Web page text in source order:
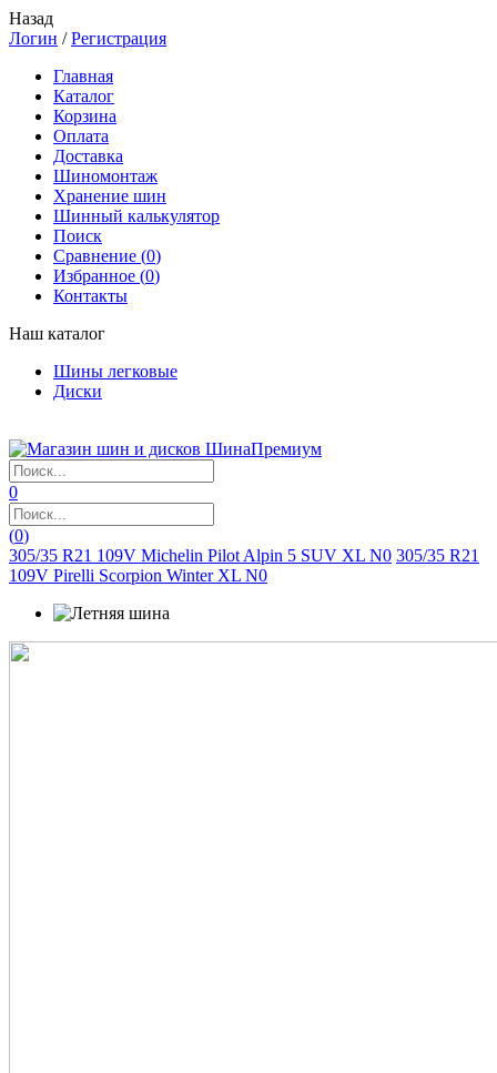
Назад
Логин /Регистрация
Главная
Каталог
Корзина
Оплата
Доставка
Шиномонтаж
Хранение шин
Шинный калькулятор
Поиск
Сравнение (0)
Избранное (0)
Контакты
Наш каталог
Шины легковые
Диски
0
(0)
305/35 R21 109V Michelin Pilot Alpin 5 SUV XL N0 305/35 R21
109V Pirelli Scorpion Winter XL N0